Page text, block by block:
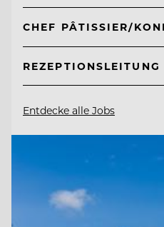
CHEF PÂTISSIER/
REZEPTIONSLEITUNG
Entdecke alle Jobs